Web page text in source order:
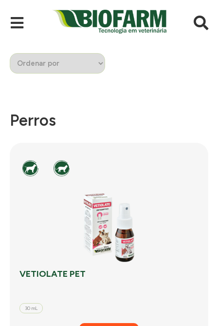
Perros
VETIOLATE PET
30 mL